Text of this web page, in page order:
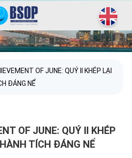
OF JUNE: QUÝ II KHÉP LẠI
ĐÁNG NỂ
OF JUNE: QUÝ II KHÉP
TÍCH ĐÁNG NỂ